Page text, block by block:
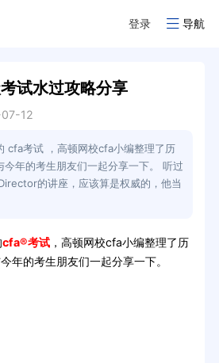
登录 导航
试水过攻略分享
12
cfa考试 ，高顿网校cfa小编整理了历
今年的考生朋友们一起分享一下。 听过
的讲座，应该算是权威的，他当
cfa®考试，高顿网校cfa小编整理了历
年的考生朋友们一起分享一下。